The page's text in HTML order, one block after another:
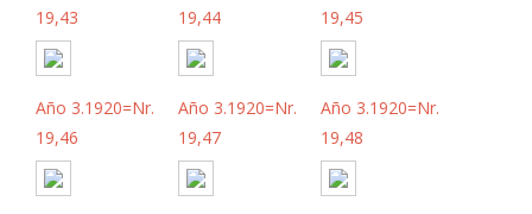
19,43
19,44
19,45
Año 3.1920=Nr.
19,46
Año 3.1920=Nr.
19,47
Año 3.1920=Nr.
19,48